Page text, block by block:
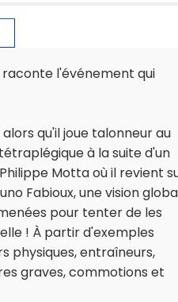
raconte l'événement qui
qu'il joue talonneur au
à la suite d'un
Motta où il revient
Fabioux, une vision
pour tenter de les
! À partir d'exemples
physiques, entraîneurs,
graves, commotions et